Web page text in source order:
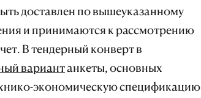
доставлен по вышеуказанному
и принимаются к рассмотрению
. В тендерный конверт в
вариантанкеты, основных
экономическую спецификацию